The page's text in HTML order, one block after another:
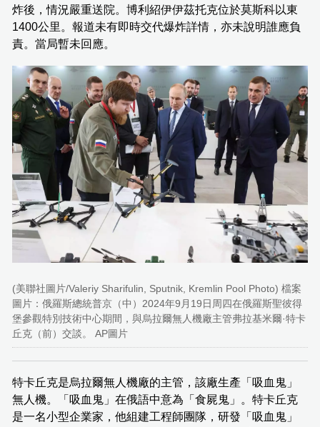
炸後，情況嚴重送院。博利紹伊伊茲托克位於莫斯科以東
1400公里。報道未有即時交代爆炸詳情，亦未說明誰應負
責。當局暫未回應。
(美聯社圖片/Valeriy Sharifulin, Sputnik, Kremlin Pool Photo) 檔案
圖片：俄羅斯總統普京（中）2024年9月19日周四在俄羅斯聖彼得
堡參觀特別技術中心期間，與烏拉爾無人機廠主管弗拉基米爾·特卡
丘克（前）交談。 AP圖片
特卡丘克是烏拉爾無人機廠的主管，該廠生產「吸血鬼」
無人機。「吸血鬼」在俄語中意為「食屍鬼」。特卡丘克
是一名小型企業家，他組建工程師團隊，研發「吸血鬼」